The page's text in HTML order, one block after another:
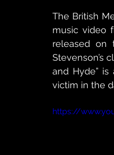
The British
music video
released on
Stevenson’s
and Hyde” is
victim in the
https://